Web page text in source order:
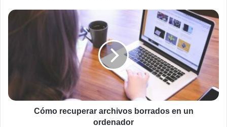
Cómo
Cómo recuperar archivos borrados en un
ordenador